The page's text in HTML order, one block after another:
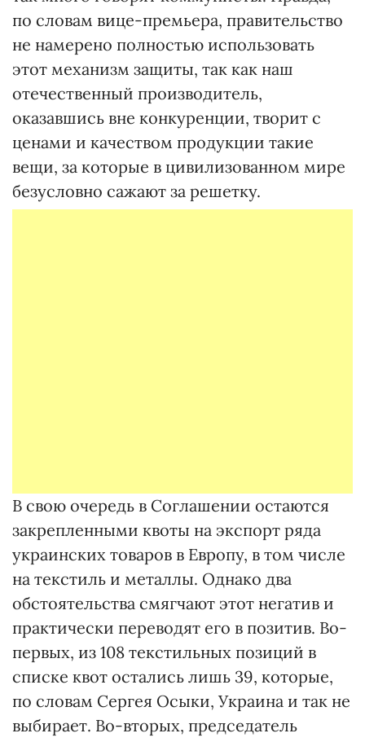
по словам вице-премьера, правительство
не намерено полностью использовать
этот механизм защиты, так как наш
отечественный производитель,
оказавшись вне конкуренции, творит с
ценами и качеством продукции такие
вещи, за которые в цивилизованном мире
безусловно сажают за решетку.
В свою очередь в Соглашении остаются
закрепленными квоты на экспорт ряда
украинских товаров в Европу, в том числе
на текстиль и металлы. Однако два
обстоятельства смягчают этот негатив и
практически переводят его в позитив. Во-
первых, из 108 текстильных позиций в
списке квот остались лишь 39, которые,
по словам Сергея Осыки, Украина и так не
выбирает. Во-вторых, председатель